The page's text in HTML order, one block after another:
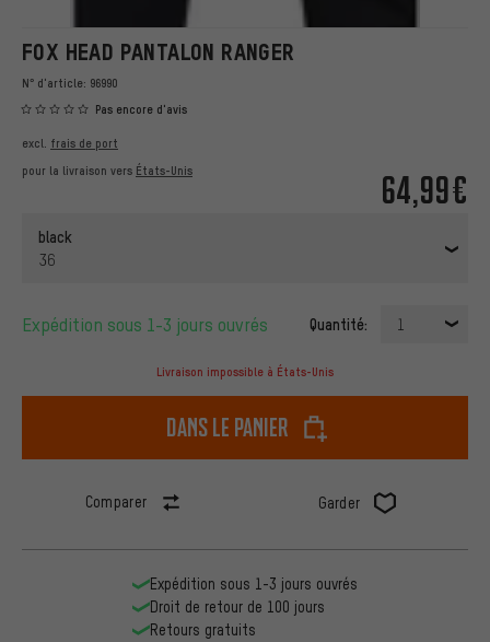
FOX HEAD PANTALON RANGER
N° d'article: 96990
Pas encore d'avis
64,99€
excl. frais de port
pour la livraison vers États-Unis
black
36
Expédition sous 1-3 jours ouvrés Quantité: 1
Livraison impossible à États-Unis
dans le panier
Comparer Garder
Expédition sous 1-3 jours ouvrés
Droit de retour de 100 jours
Retours gratuits